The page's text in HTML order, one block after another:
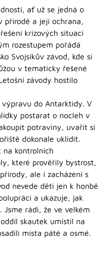
ať už se jedná o
přírodě a její ochrana,
krizových situací
rozestupem pořádá
Svojsíkův závod, kde si
v tematicky řešené
závody hostilo
výpravu do Antarktidy. V
postarat o nocleh v
potraviny, uvařit si
dokonale uklidit.
na kontrolních
které prověřily bystrost,
ale i zacházení s
nevede děti jen k honbě
a ukazuje, jak
Jsme rádi, že ve velkém
skautek umístil na
místa páté a osmé.